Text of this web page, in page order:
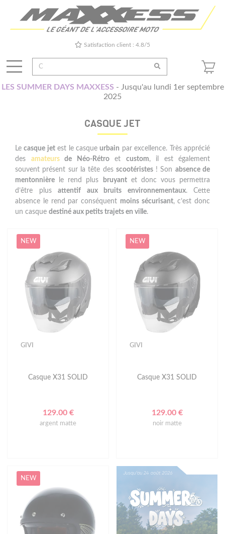
Satisfaction client : 4.8/5
LES SUMMER DAYS MAXXESS - Jusqu'au lundi 1er septembre
2025
CASQUE JET
Lecasque jetest le casqueurbain par excellence. Très apprécié
des amateursde Néo-Rétroet custom, il est également
souvent présent sur la tête des scootéristes! Son absence de
mentonnière le rend plus bruyantet donc vous permettra
d’être plus attentif aux bruits environnementaux. Cette
absence le rend par conséquent moins sécurisant, c’est donc
un casque destiné aux petits trajets en ville.
NEW
GIVI
Casque X31 SOLID
129.00 €
argent matte
NEW
GIVI
Casque X31 SOLID
129.00 €
noir matte
NEW